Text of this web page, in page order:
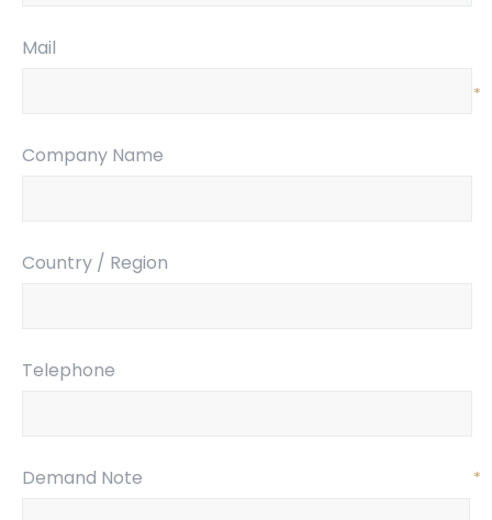
Mail
*
Company Name
Country / Region
Telephone
Demand Note *